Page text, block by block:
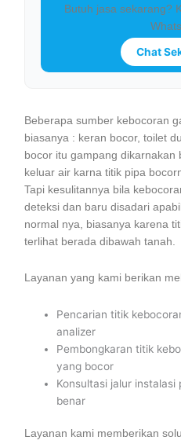
Butuh jasa sekarang?
Chat
Beberapa sumber kebocoran
biasanya : keran bocor, toilet
bocor itu gampang dikarnakan
keluar air karna titik pipa
Tapi kesulitannya bila
deteksi dan baru disadari
normal nya, biasanya karena
terlihat berada dibawah tanah.
Layanan yang kami berikan
Pencarian titik
analizer
Pembongkaran titik
yang bocor
Konsultasi jalur instalasi
benar
Layanan kami memberikan